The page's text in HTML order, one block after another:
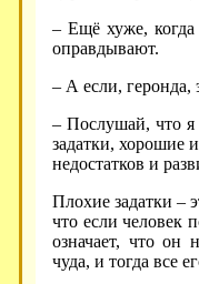
– Ещё хуже, когда
оправдывают.
– А если, геронда,
– Послушай, что я
задатки, хорошие
недостатков и
Плохие задатки –
что если человек
означает, что он
чуда, и тогда все